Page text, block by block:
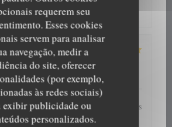
requerem seu
Esses cookies
servem para analisar
navegação, medir a
do site, oferecer
(por exemplo,
às redes sociais)
exibir publicidade ou
personalizados.
en vooral lekker
- guests 5
:5/5 menu:5 /5 quality_price
en famille devant d'excellents plats
de mer servis par un personnel